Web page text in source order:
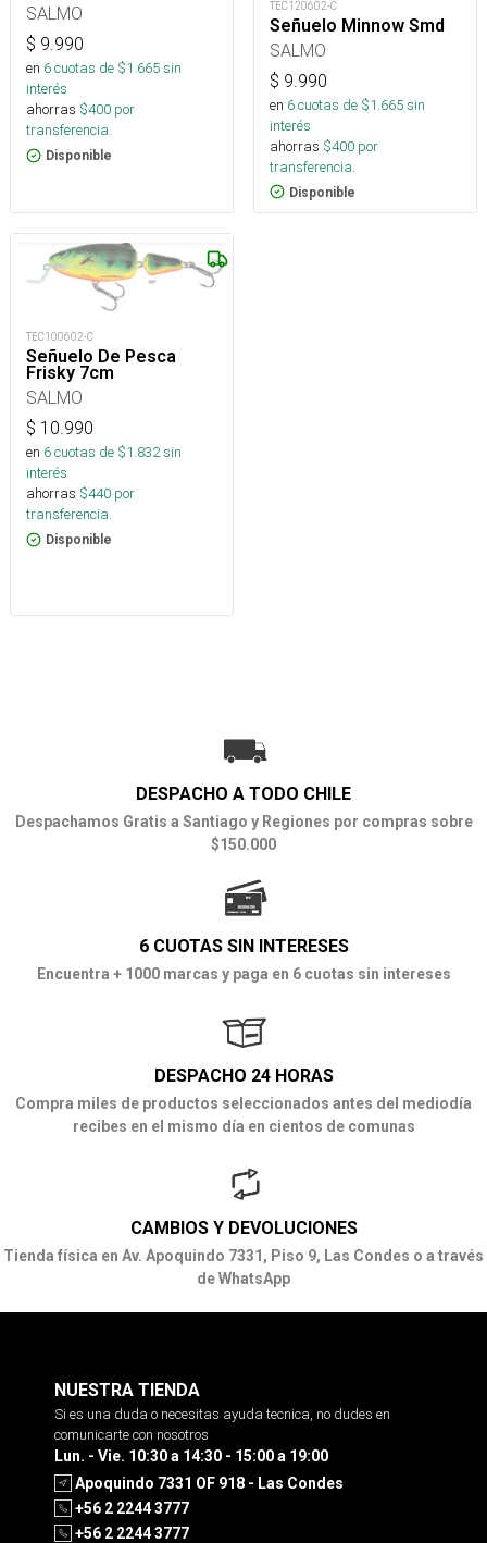
SALMO
$ 9.990
en 6cuotas de $1.665sin
interés
ahorras $400 por
transferencia.
Disponible
TEC120602-C
Señuelo Minnow Smd
SALMO
$ 9.990
en 6cuotas de $1.665sin
interés
ahorras $400 por
transferencia.
Disponible
TEC100602-C
Señuelo De Pesca
Frisky 7cm
SALMO
$ 10.990
en 6cuotas de $1.832sin
interés
ahorras $440 por
transferencia.
Disponible
DESPACHO A TODO CHILE
Despachamos Gratis a Santiago y Regiones por compras sobre
$150.000
6 CUOTAS SIN INTERESES
Encuentra + 1000 marcas y paga en 6 cuotas sin intereses
DESPACHO 24 HORAS
Compra miles de productos seleccionados antes del mediodía
recibes en el mismo día en cientos de comunas
CAMBIOS Y DEVOLUCIONES
Tienda física en Av. Apoquindo 7331, Piso 9, Las Condes o a través
de WhatsApp
NUESTRA TIENDA
Si es una duda o necesitas ayuda tecnica, no dudes en
comunicarte con nosotros
Lun. - Vie. 10:30 a 14:30 - 15:00 a 19:00
Apoquindo 7331 OF 918 - Las Condes
+56 2 2244 3777
+56 2 2244 3777